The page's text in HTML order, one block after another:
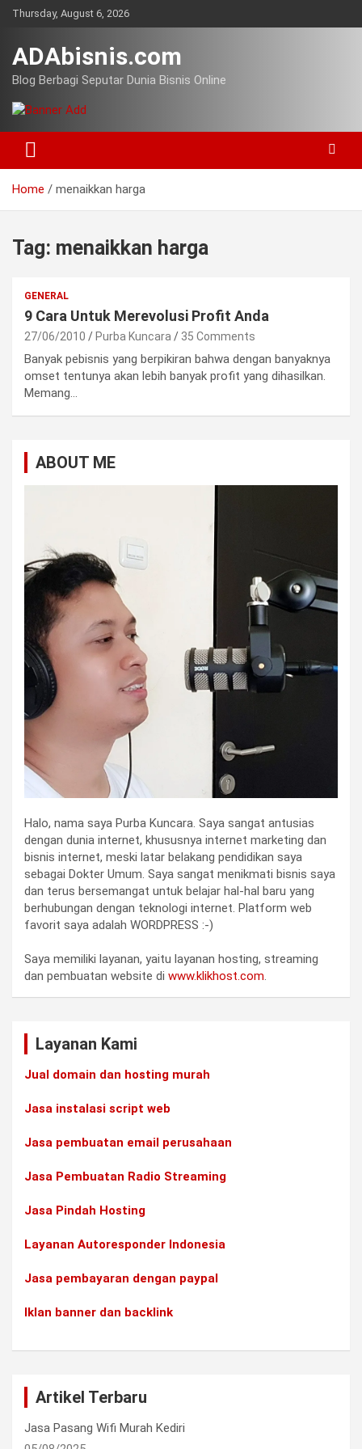
SkipThursday, August 6, 2026
ADAbisnis.com
Blog Berbagi Seputar Dunia Bisnis Online
Home menaikkan harga
Tag: menaikkan harga
GENERAL
9 Cara Untuk Merevolusi Profit Anda
27/06/2010 Purba Kuncara 35 Comments
Banyak pebisnis yang berpikiran bahwa dengan banyaknya
omset tentunya akan lebih banyak profit yang dihasilkan.
Memang…
ABOUT ME
Halo, nama saya Purba Kuncara. Saya sangat antusias
dengan dunia internet, khususnya internet marketing dan
bisnis internet, meski latar belakang pendidikan saya
sebagai Dokter Umum. Saya sangat menikmati bisnis saya
dan terus bersemangat untuk belajar hal-hal baru yang
berhubungan dengan teknologi internet. Platform web
favorit saya adalah WORDPRESS :-)
Saya memiliki layanan, yaitu layanan hosting, streaming
dan pembuatan website di www.klikhost.com.
Layanan Kami
Jual domain dan hosting murah
Jasa instalasi script web
Jasa pembuatan email perusahaan
Jasa Pembuatan Radio Streaming
Jasa Pindah Hosting
Layanan Autoresponder Indonesia
Jasa pembayaran dengan paypal
Iklan banner dan backlink
Artikel Terbaru
Jasa Pasang Wifi Murah Kediri